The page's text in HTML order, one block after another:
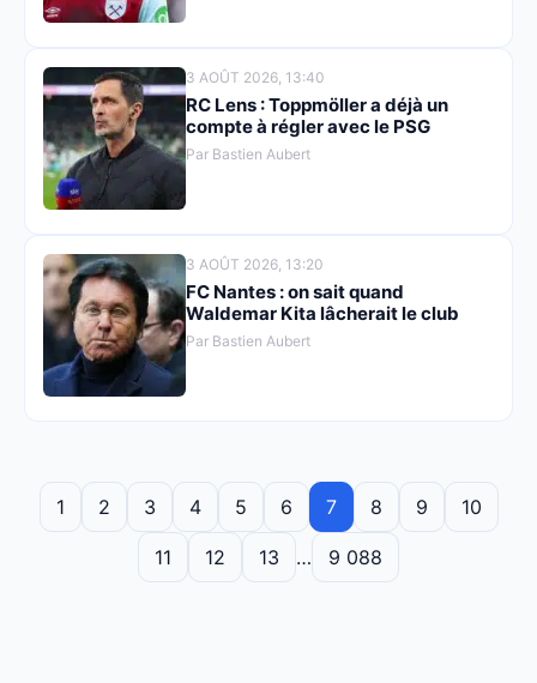
3 AOÛT 2026, 13:40
RC Lens : Toppmöller a déjà un
compte à régler avec le PSG
Par Bastien Aubert
3 AOÛT 2026, 13:20
FC Nantes : on sait quand
Waldemar Kita lâcherait le club
Par Bastien Aubert
1 2 3 4 5 6 7 8 9 10
11 12 13 … 9 088